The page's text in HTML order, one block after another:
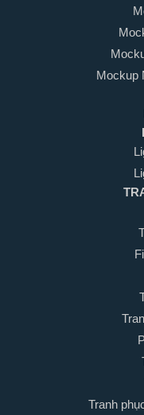
Mockup
Tranh